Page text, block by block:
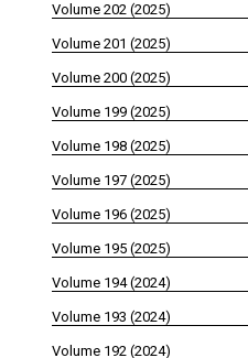
Volume 202 (2025)
Volume 201 (2025)
Volume 200 (2025)
Volume 199 (2025)
Volume 198 (2025)
Volume 197 (2025)
Volume 196 (2025)
Volume 195 (2025)
Volume 194 (2024)
Volume 193 (2024)
Volume 192 (2024)